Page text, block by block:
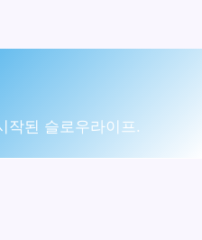
작된 슬로우라이프.